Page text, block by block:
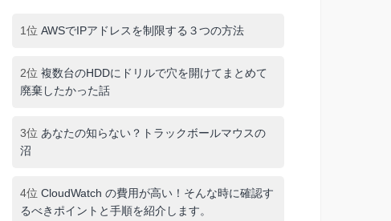
1位 AWSでIPアドレスを制限する３つの方法
2位 複数台のHDDにドリルで穴を開けてまとめて
廃棄したかった話
3位 あなたの知らない？トラックボールマウスの
沼
4位 CloudWatch の費用が高い！そんな時に確認す
るべきポイントと手順を紹介します。